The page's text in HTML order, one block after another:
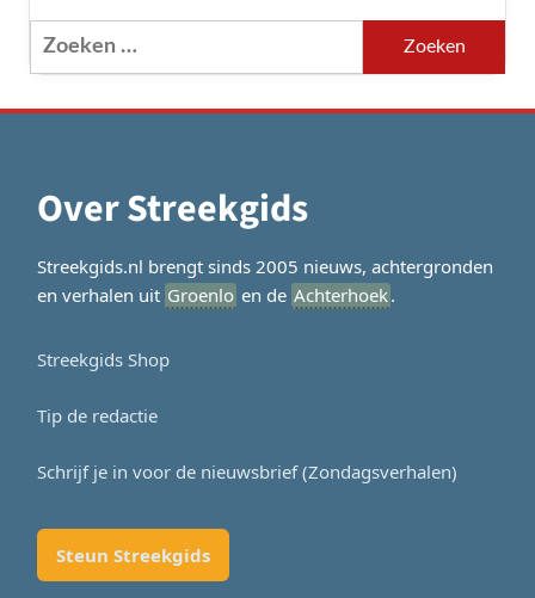
Zoeken
naar:
Over Streekgids
Streekgids.nl brengt sinds 2005 nieuws, achtergronden
en verhalen uit Groenlo en de Achterhoek.
Streekgids Shop
Tip de redactie
Schrijf je in voor de nieuwsbrief (Zondagsverhalen)
Steun Streekgids